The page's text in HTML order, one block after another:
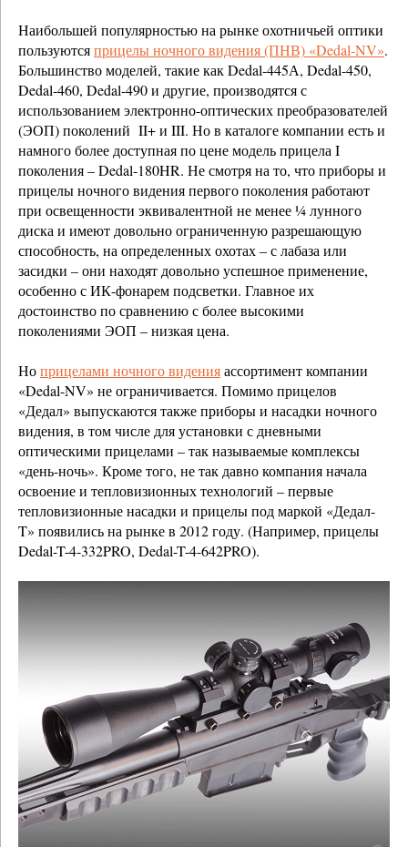
Наибольшей популярностью на рынке охотничьей оптики
пользуютсяприцелы ночного видения (ПНВ) «Dedal-NV».
Большинство моделей, такие как Dedal-445А, Dedal-450,
Dedal-460, Dedal-490 и другие, производятся с
использованием электронно-оптических преобразователей
(ЭОП) поколений II+ и III. Но в каталоге компании есть и
намного более доступная по цене модель прицела I
поколения – Dedal-180HR. Не смотря на то, что приборы и
прицелы ночного видения первого поколения работают
при освещенности эквивалентной не менее ¼ лунного
диска и имеют довольно ограниченную разрешающую
способность, на определенных охотах – с лабаза или
засидки – они находят довольно успешное применение,
особенно с ИК-фонарем подсветки. Главное их
достоинство по сравнению с более высокими
поколениями ЭОП – низкая цена.
Ноприцелами ночного виденияассортимент компании
«Dedal-NV» не ограничивается. Помимо прицелов
«Дедал» выпускаются также приборы и насадки ночного
видения, в том числе для установки с дневными
оптическими прицелами – так называемые комплексы
«день-ночь». Кроме того, не так давно компания начала
освоение и тепловизионных технологий – первые
тепловизионные насадки и прицелы под маркой «Дедал-
T» появились на рынке в 2012 году. (Например, прицелы
Dedal-T-4-332PRO, Dedal-T-4-642PRO).